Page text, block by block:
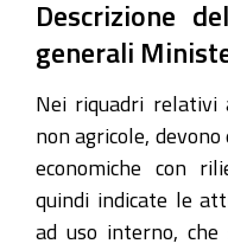
Descrizione
generali
Nei riquadri relativi
non agricole,
economiche con
quindi indicate le
ad uso interno,